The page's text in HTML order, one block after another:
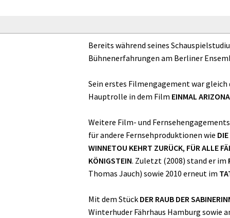
Bereits während seines
Bühnenerfahrungen am Berliner
Sein erstes Filmengagement war
Hauptrolle in dem Film EINMAL ARIZONA
Weitere Film- und
für andere Fernsehproduktionen wie
WINNETOU KEHRT ZURÜCK, FÜR ALLE
KÖNIGSTEIN. Zuletzt (2008) stand er im
Thomas Jauch) sowie 2010 erneut im
Mit dem Stück DER RAUB DER
Winterhuder Fährhaus Hamburg sowie